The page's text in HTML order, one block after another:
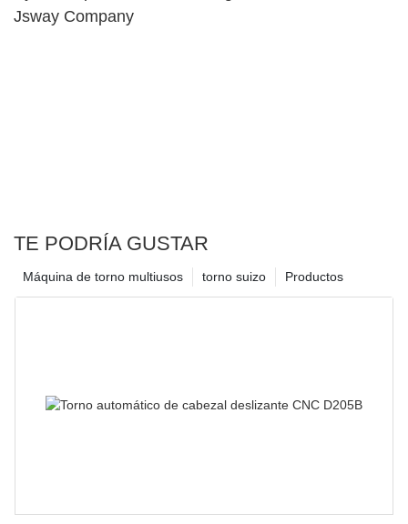
Jsway Company
TE PODRÍA GUSTAR
Productos
torno suizo
Máquina de torno multiusos